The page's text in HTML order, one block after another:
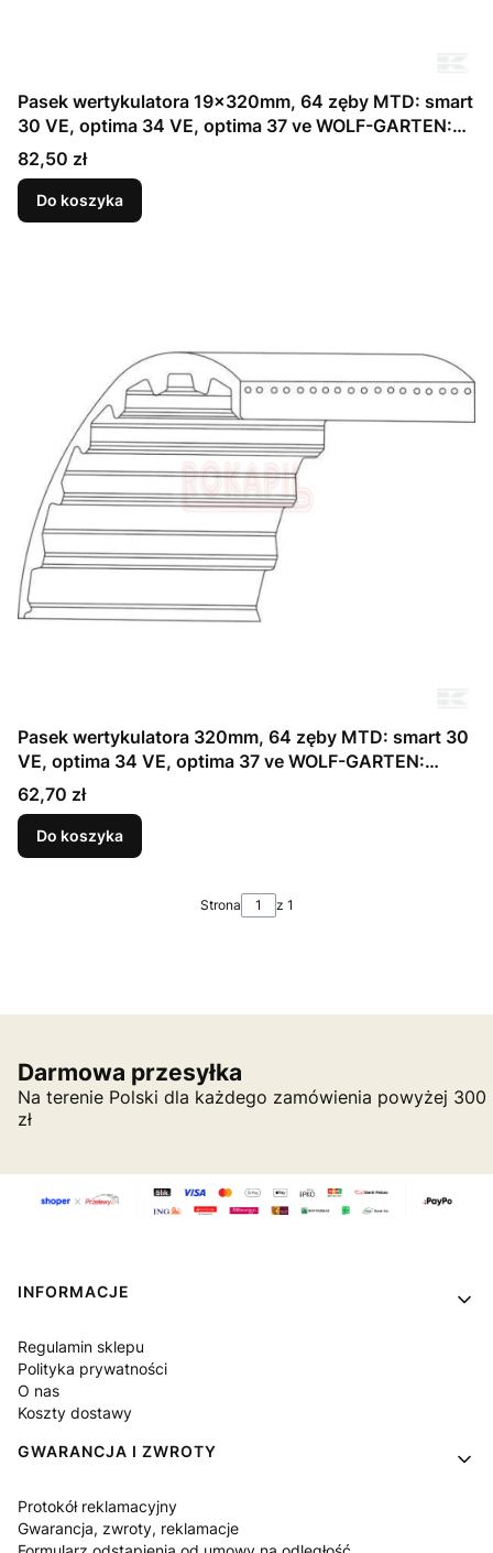
Pasek wertykulatora 19x320mm, 64 zęby MTD: smart
30 VE, optima 34 VE, optima 37 ve WOLF-GARTEN:
Select V302 E, Ambition V303 E, Ambiotnio V346 E,
Ambition V 378 E, VS 302 E, VA 303 E, VA 346 E,
VA378 E (754-05049)
Cena
82,50 zł
Do koszyka
Pasek wertykulatora 320mm, 64 zęby MTD: smart 30
VE, optima 34 VE, optima 37 ve WOLF-GARTEN:
Select V302 E, Ambition V303 E, Ambiotnio V346 E,
Ambition V 378 E, VS 302 E, VA 303 E, VA 346 E,
VA378 E (754-05048)
Cena
62,70 zł
Do koszyka
Strona z 1
Darmowa przesyłka
Na terenie Polski dla każdego zamówienia powyżej 300
zł
Linki w stopce
INFORMACJE
Regulamin sklepu
Polityka prywatności
O nas
Koszty dostawy
GWARANCJA I ZWROTY
Protokół reklamacyjny
Gwarancja, zwroty, reklamacje